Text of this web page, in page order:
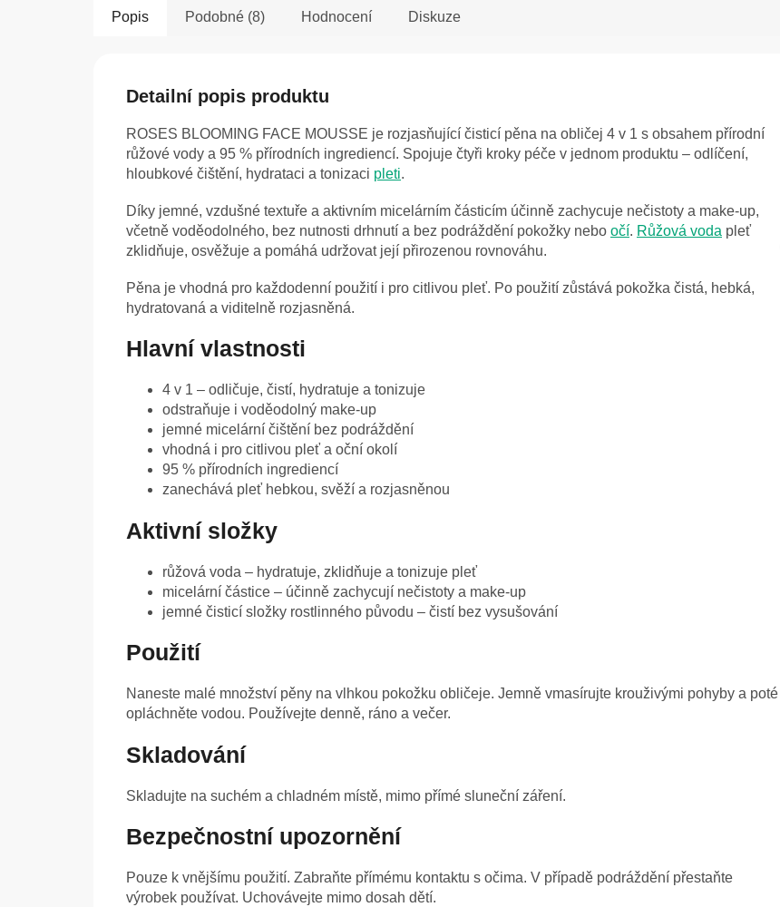
Popis Podobné (8) Hodnocení Diskuze
Detailní popis produktu
ROSES BLOOMING FACE MOUSSE je rozjasňující čisticí pěna na obličej 4 v 1 s obsahem přírodní
růžové vody a 95 % přírodních ingrediencí. Spojuje čtyři kroky péče v jednom produktu – odlíčení,
hloubkové čištění, hydrataci a tonizaci pleti.
Díky jemné, vzdušné textuře a aktivním micelárním částicím účinně zachycuje nečistoty a make-up,
včetně voděodolného, bez nutnosti drhnutí a bez podráždění pokožky nebo očí. Růžová voda pleť
zklidňuje, osvěžuje a pomáhá udržovat její přirozenou rovnováhu.
Pěna je vhodná pro každodenní použití i pro citlivou pleť. Po použití zůstává pokožka čistá, hebká,
hydratovaná a viditelně rozjasněná.
Hlavní vlastnosti
4 v 1 – odličuje, čistí, hydratuje a tonizuje
odstraňuje i voděodolný make-up
jemné micelární čištění bez podráždění
vhodná i pro citlivou pleť a oční okolí
95 % přírodních ingrediencí
zanechává pleť hebkou, svěží a rozjasněnou
Aktivní složky
růžová voda – hydratuje, zklidňuje a tonizuje pleť
micelární částice – účinně zachycují nečistoty a make-up
jemné čisticí složky rostlinného původu – čistí bez vysušování
Použití
Naneste malé množství pěny na vlhkou pokožku obličeje. Jemně vmasírujte krouživými pohyby a poté
opláchněte vodou. Používejte denně, ráno a večer.
Skladování
Skladujte na suchém a chladném místě, mimo přímé sluneční záření.
Bezpečnostní upozornění
Pouze k vnějšímu použití. Zabraňte přímému kontaktu s očima. V případě podráždění přestaňte
výrobek používat. Uchovávejte mimo dosah dětí.